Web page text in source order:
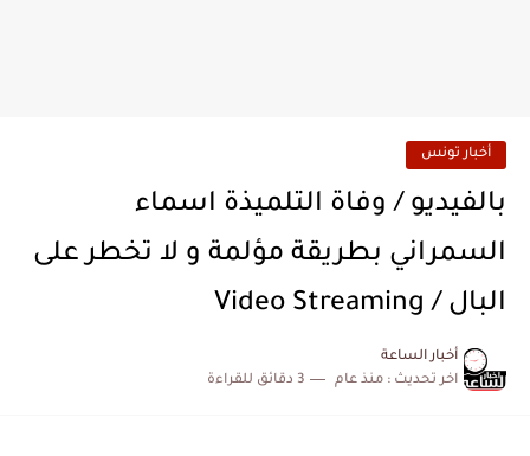
أخبار تونس
بالفيديو / وفاة التلميذة اسماء
السمراني بطريقة مؤلمة و لا تخطر على
البال / Video Streaming
أخبار الساعة
اخر تحديث : منذ عام 3 دقائق للقراءة